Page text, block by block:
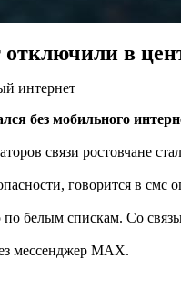
в
интернет
без мобильного
связи ростовчане
говорится в смс
по белым спискам. Со
мессенджер MAX.